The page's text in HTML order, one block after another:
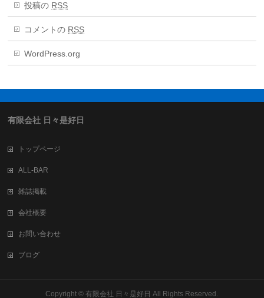
投稿の RSS
コメントの RSS
WordPress.org
有限会社 日々是好日
トップページ
ALL-BAR
雑誌掲載
会社概要
お問い合わせ
ブログ
Copyright ©有限会社 日々是好日 All Rights Reserved.